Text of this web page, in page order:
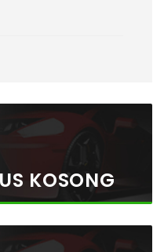
KOSONG